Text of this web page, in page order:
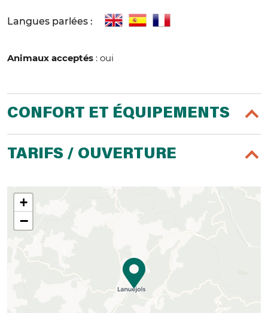
Langues parlées :
Animaux acceptés : oui
CONFORT ET ÉQUIPEMENTS
TARIFS / OUVERTURE
+
−